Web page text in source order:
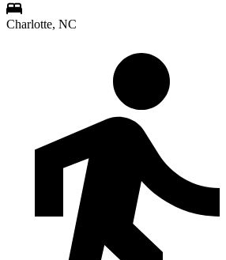
Charlotte, NC